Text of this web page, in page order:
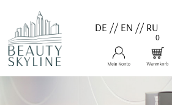
DE //EN //RU
0